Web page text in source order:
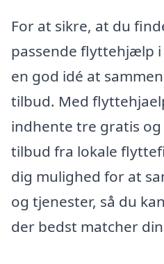
For at sikre, at du
passende flyttehjælp i
en god idé at
tilbud. Med
indhente tre gratis
tilbud fra lokale
dig mulighed for at
og tjenester, så du
der bedst matcher